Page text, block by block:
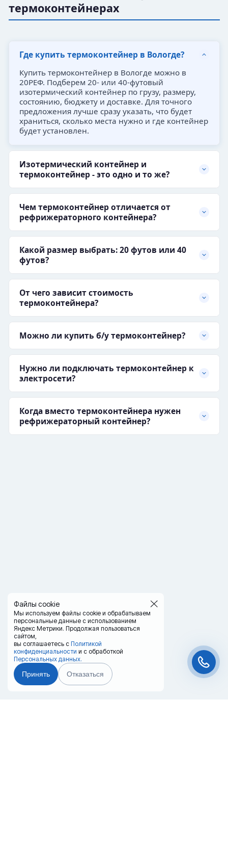
Файлы cookie
Мы используем файлы cookie и обрабатываем
персональные данные с использованием
Яндекс Метрики. Продолжая пользоваться
сайтом,
вы соглашаетесь с Политикой
конфиденциальности и с обработкой
Персональных данных.
Принять Отказаться
термоконтейнерах
Где купить термоконтейнер в Вологде?
Купить термоконтейнер в Вологде можно в
20РЕФ. Подберем 20- или 40-футовый
изотермический контейнер по грузу, размеру,
состоянию, бюджету и доставке. Для точного
предложения лучше сразу указать, что будет
храниться, сколько места нужно и где контейнер
будет установлен.
Изотермический контейнер и
термоконтейнер - это одно и то же?
Чем термоконтейнер отличается от
рефрижераторного контейнера?
Какой размер выбрать: 20 футов или 40
футов?
От чего зависит стоимость
термоконтейнера?
Можно ли купить б/у термоконтейнер?
Нужно ли подключать термоконтейнер к
электросети?
Когда вместо термоконтейнера нужен
рефрижераторный контейнер?